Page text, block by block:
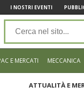
I NOSTRI EVENTI
E MERCATI MECCANICA
ATTUALITÀ E